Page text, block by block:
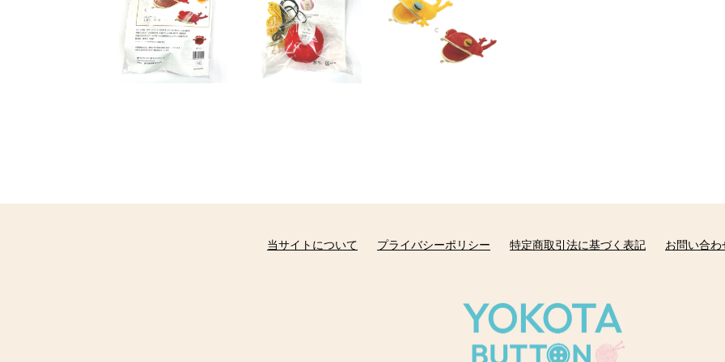
当サイトについて プライバシーポリシー 特定商取引法に基づく表記 お問い合わ